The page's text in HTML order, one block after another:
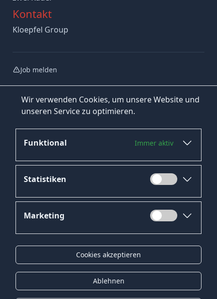
Wir verwenden Cookies, um unsere Website und
unseren Service zu optimieren.
Funktional Immer aktiv
Statistiken
Marketing
Cookies akzeptieren
Ablehnen
Kontakt
Kloepfel Group
Job melden
Jetzt bewerben
Datenschutz
Impressum
Kontakt
Gender-Hinweis